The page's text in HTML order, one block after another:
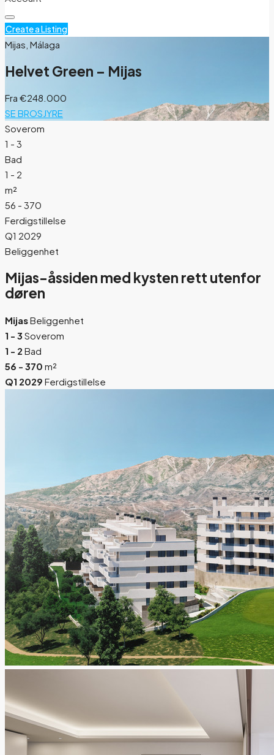
Create a Listing
Mijas, Málaga
Helvet Green – Mijas
Fra €248.000
SE BROSJYRE
Soverom
1 - 3
Bad
1 - 2
m²
56 - 370
Ferdigstillelse
Q1 2029
Beliggenhet
Mijas-åssiden med kysten rett utenfor
døren
MijasBeliggenhet
1 - 3 Soverom
1 - 2 Bad
56 - 370 m²
Q1 2029 Ferdigstillelse